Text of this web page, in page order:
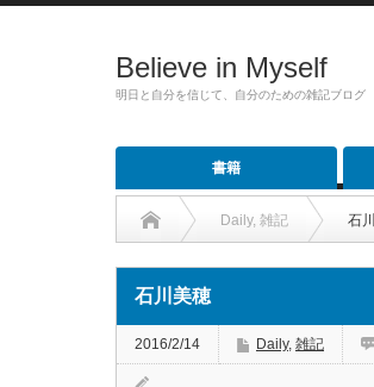
Believe in Myself
明日と自分を信じて、自分のための雑記ブログ
書籍
Daily, 雑記 石
石川美穂
2016/2/14 Daily, 雑記